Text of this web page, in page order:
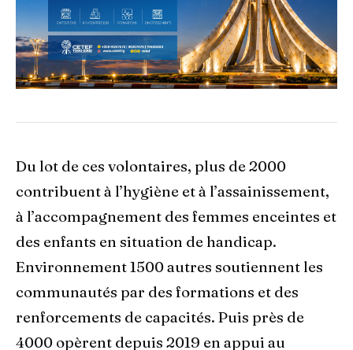
Du lot de ces volontaires, plus de 2000
contribuent à l’hygiène et à l’assainissement,
à l’accompagnement des femmes enceintes et
des enfants en situation de handicap.
Environnement 1500 autres soutiennent les
communautés par des formations et des
renforcements de capacités. Puis près de
4000 opèrent depuis 2019 en appui au